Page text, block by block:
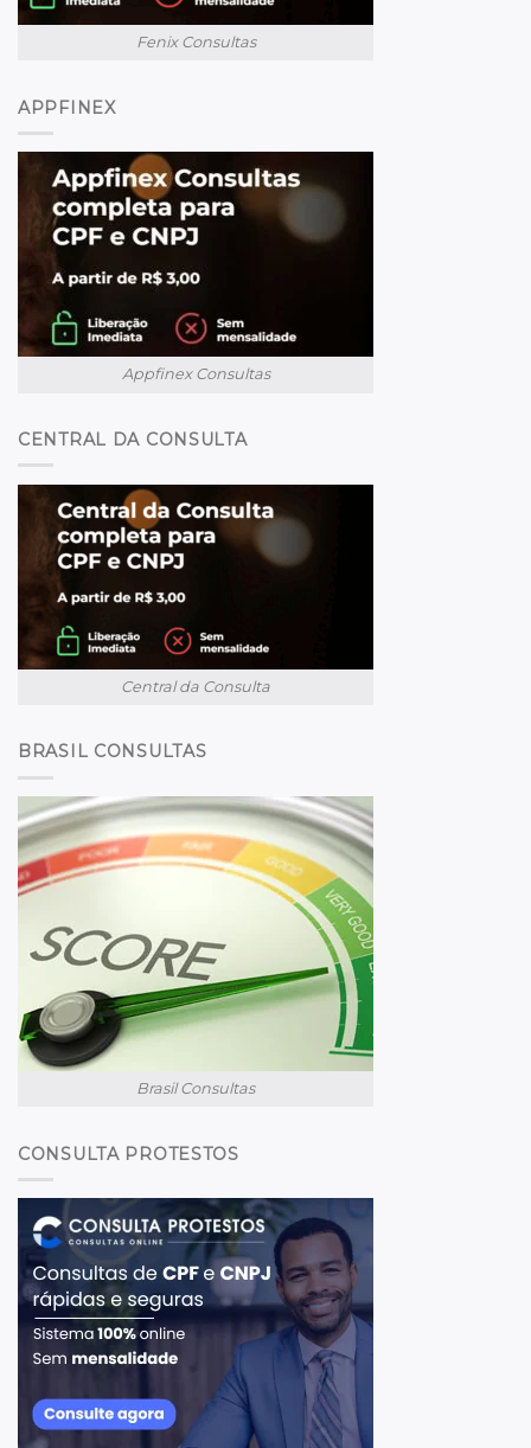
Fenix Consultas
APPFINEX
Appfinex Consultas
CENTRAL DA CONSULTA
Central da Consulta
BRASIL CONSULTAS
Brasil Consultas
CONSULTA PROTESTOS